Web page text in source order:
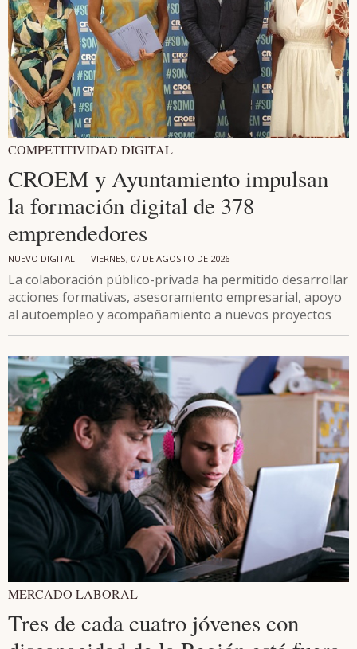
COMPETITIVIDAD DIGITAL
CROEM y Ayuntamiento impulsan
la formación digital de 378
emprendedores
NUEVO DIGITAL | VIERNES, 07 DE AGOSTO DE 2026
La colaboración público-privada ha permitido desarrollar
acciones formativas, asesoramiento empresarial, apoyo
al autoempleo y acompañamiento a nuevos proyectos
MERCADO LABORAL
Tres de cada cuatro jóvenes con